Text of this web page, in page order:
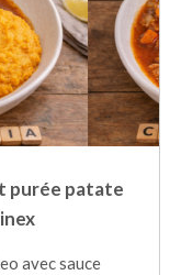
purée patate
avec sauce